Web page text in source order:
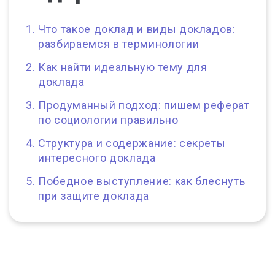
Что такое доклад и виды докладов:
разбираемся в терминологии
Как найти идеальную тему для
доклада
Продуманный подход: пишем реферат
по социологии правильно
Структура и содержание: секреты
интересного доклада
Победное выступление: как блеснуть
при защите доклада